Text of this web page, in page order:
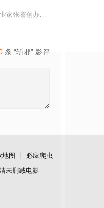
物学意义上的喜欢。”那个夜晚，
上鬼占房”的阴阳宅，江淮被掳
家张謇创办大生企业，实业报
条 “斩邪” 影评
地图
必应爬虫
未删减电影